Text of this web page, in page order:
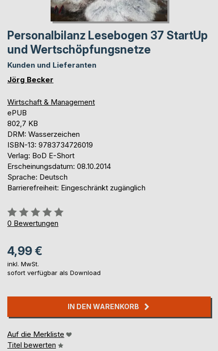
Personalbilanz Lesebogen 37 StartUp
und Wertschöpfungsnetze
Kunden und Lieferanten
Jörg Becker
Wirtschaft & Management
ePUB
802,7 KB
DRM: Wasserzeichen
ISBN-13: 9783734726019
Verlag: BoD E-Short
Erscheinungsdatum: 08.10.2014
Sprache: Deutsch
Barrierefreiheit: Eingeschränkt zugänglich
Bewertung::
0%
0 Bewertungen
4,99 €
inkl. MwSt.
sofort verfügbar als Download
IN DEN WARENKORB
Auf die Merkliste
Titel bewerten